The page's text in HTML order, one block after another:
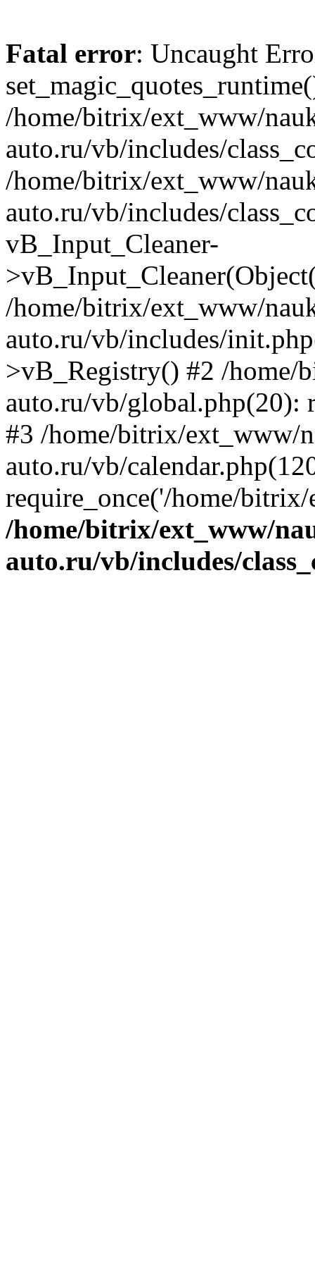
Fatal error: Uncaught
/home/bitrix/ext_www/
auto.ru/vb/includes/
/home/bitrix/ext_www/
auto.ru/vb/includes/
vB_Input_Cleaner-
/home/bitrix/ext_www/
auto.ru/vb/includes/
>vB_Registry() #2 /home/
auto.ru/vb/global.php(20):
#3 /home/bitrix/ext_www/
auto.ru/vb/
require_once('/home/
/home/bitrix/ext_www/
auto.ru/vb/includes/